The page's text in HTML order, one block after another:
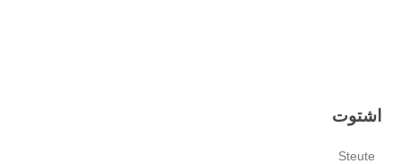
اشتوت
Steute